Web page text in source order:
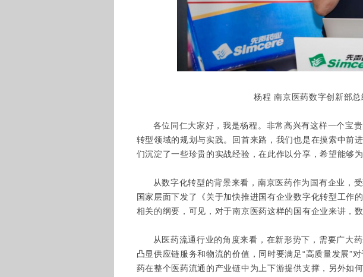
杨程 南京医药数字创新部总
各位同仁大家好，我是杨程。非常高兴有这样一个宝
转型领域的规划与实践。回首来路，我们也是在摸索中前
们沉淀了一些珍贵的实战经验，在此作以分享，希望能够
从数字化转型的背景来看，南京医药作为国有企业，
国家层面下发了《关于加快推进国有企业数字化转型工作
相关的纲要，可见，对于南京医药这样的国有企业来讲，
从医药流通行业的角度来看，在新形势下，需要广大
凸显供应链服务和物流的价值，同时要满足“高质量发展”
药在整个医药流通的产业链中为上下游提供支撑，另外如